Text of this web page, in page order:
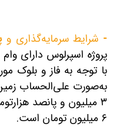
- شرایط سرمایه‌گذاری و
پروژه اسپرلوس دارای
با توجه به فاز و بلوک
به‌صورت علی‌الحساب
۳ میلیون و پانصد هزارتومان و قیمت ساخت پروژه
۶ میلیون تومان است.